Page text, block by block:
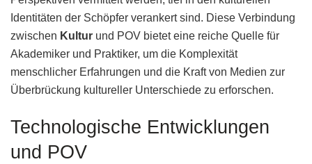
Identitäten der Schöpfer verankert sind. Diese Verbindung
zwischen Kultur und POV bietet eine reiche Quelle für
Akademiker und Praktiker, um die Komplexität
menschlicher Erfahrungen und die Kraft von Medien zur
Überbrückung kultureller Unterschiede zu erforschen.
Technologische Entwicklungen
und POV